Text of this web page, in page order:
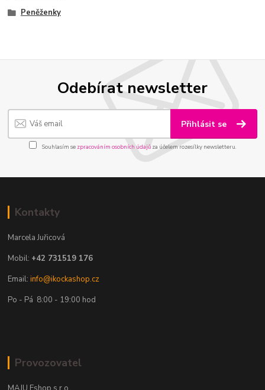
Peněženky
Odebírat newsletter
Přihlásit se
Souhlasím se zpracováním osobních údajůza účelem rozesílky newsletteru.
Kontakty
Marcela Juřicová
Mobil: +42 731519 176
Email:info@ikockashop.cz
Po - Pá 8:00 - 19:00 hod
Provozovatel